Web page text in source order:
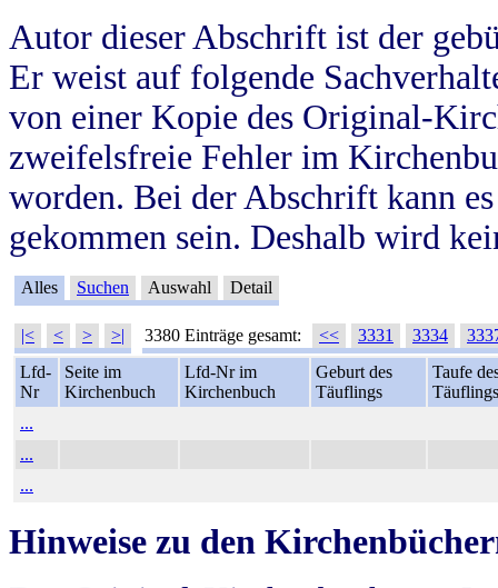
Autor dieser Abschrift ist der
Er weist auf folgende
von einer Kopie des Original-
zweifelsfreie Fehler im
worden. Bei der Abschrift kann
gekommen sein. Deshalb wird
Alles Suchen Auswahl Detail
|< < > >| 3380 Einträge gesamt: << 3331 3334
Lfd-
Nr
Seite im
Kirchenbuch
Lfd-Nr im
Kirchenbuch
Geburt des
Täuflings
Taufe
Täuflings
...
...
...
Hinweise zu den